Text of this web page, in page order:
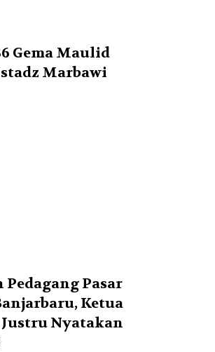
Gema Maulid
Marbawi
Pasar
Ketua
Nyatakan